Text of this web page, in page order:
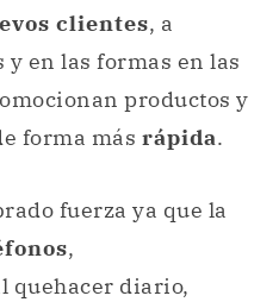
clientes, a
en las formas en las
productos y
forma más rápida.
fuerza ya que la
,
quehacer diario,